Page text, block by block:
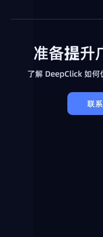
准备提升
了解 DeepClick 如何
联